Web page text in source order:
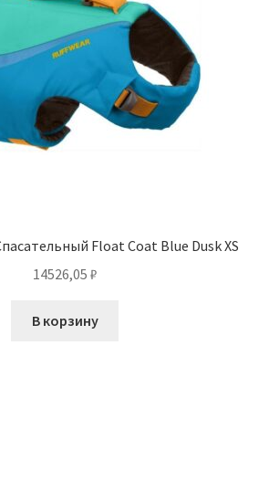
Float Coat Blue Dusk XS
14526,05 ₽
В корзину